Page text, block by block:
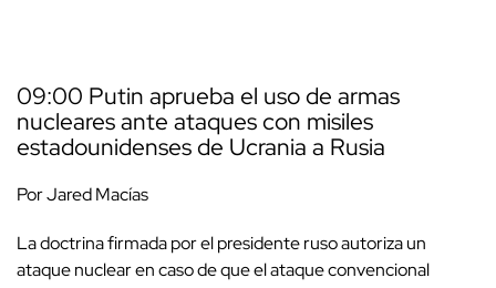
09:00 Putin aprueba el uso de armas
nucleares ante ataques con misiles
estadounidenses de Ucrania a Rusia
Por Jared Macías
La doctrina firmada por el presidente ruso autoriza un
ataque nuclear en caso de que el ataque convencional